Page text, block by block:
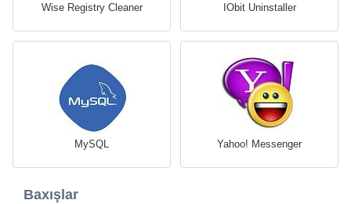
Wise Registry Cleaner IObit Uninstaller
MySQL Yahoo! Messenger
Baxışlar